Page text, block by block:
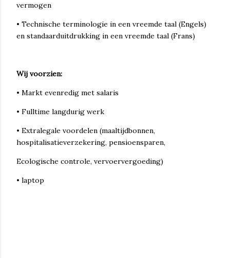
vermogen
• Technische terminologie in een vreemde taal (Engels)
en standaarduitdrukking in een vreemde taal (Frans)
Wij voorzien:
• Markt evenredig met salaris
• Fulltime langdurig werk
• Extralegale voordelen (maaltijdbonnen,
hospitalisatieverzekering, pensioensparen,
Ecologische controle, vervoervergoeding)
• laptop